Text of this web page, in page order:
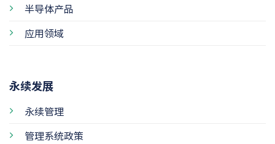
半导体产品
应用领域
永续发展
永续管理
管理系统政策